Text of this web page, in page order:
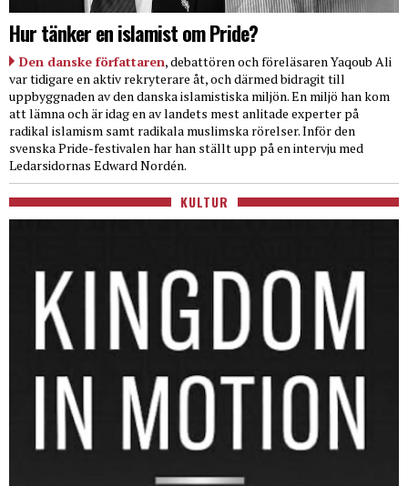
Hur tänker en islamist om Pride?
Den danske författaren, debattören och föreläsaren Yaqoub Ali
var tidigare en aktiv rekryterare åt, och därmed bidragit till
uppbyggnaden av den danska islamistiska miljön. En miljö han kom
att lämna och är idag en av landets mest anlitade experter på
radikal islamism samt radikala muslimska rörelser. Inför den
svenska Pride-festivalen har han ställt upp på en intervju med
Ledarsidornas Edward Nordén.
KULTUR